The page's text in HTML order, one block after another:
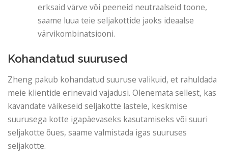
erksaid värve või peeneid neutraalseid toone,
saame luua teie seljakottide jaoks ideaalse
värvikombinatsiooni.
Kohandatud suurused
Zheng pakub kohandatud suuruse valikuid, et rahuldada
meie klientide erinevaid vajadusi. Olenemata sellest, kas
kavandate väikeseid seljakotte lastele, keskmise
suurusega kotte igapäevaseks kasutamiseks või suuri
seljakotte õues, saame valmistada igas suuruses
seljakotte.